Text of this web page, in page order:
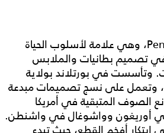
Pendleton Woolen Mills، وهي علامة لأسلوب الحياة
في تصميم بطانيات والملابس
وتأسست في بورتلاند بولاية
أوريجون منذ سنة 1863، وتعمل على نسج تصميمات مبدعة
الصوف المتبقية في أمريكا
أوريغون وواشوغال في واشنطن.